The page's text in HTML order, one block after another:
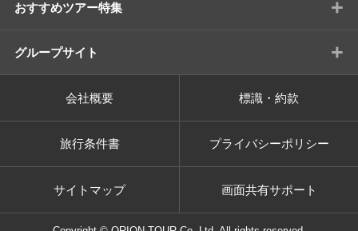
おすすめツアー特集 +
グループサイト +
会社概要 標識・約款
旅行条件書 プライバシーポリシー
サイトマップ 画面共有サポート